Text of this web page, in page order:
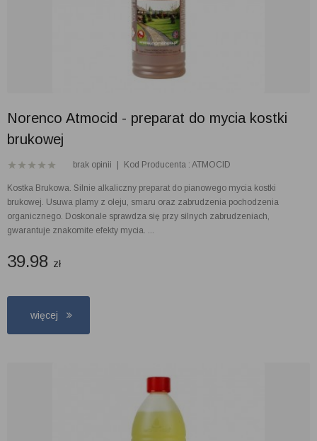
Norenco Atmocid - preparat do mycia kostki
brukowej
brak opinii Kod Producenta : ATMOCID
Kostka Brukowa. Silnie alkaliczny preparat do pianowego mycia kostki
brukowej. Usuwa plamy z oleju, smaru oraz zabrudzenia pochodzenia
organicznego. Doskonale sprawdza się przy silnych zabrudzeniach,
gwarantuje znakomite efekty mycia. ...
39.98 zł
więcej